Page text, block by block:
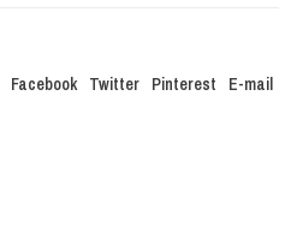
Facebook Twitter Pinterest E-mail